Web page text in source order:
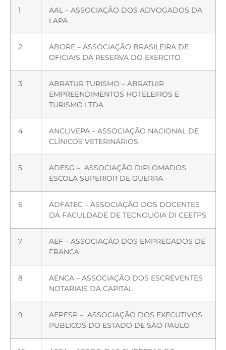
1
AAL – ASSOCIAÇÃO DOS ADVOGADOS DA
LAPA
2
ABORE – ASSOCIAÇÃO BRASILEIRA DE
OFICIAIS DA RESERVA DO EXERCITO
3
ABRATUR TURISMO – ABRATUIR
EMPREENDIMENTOS HOTELEIROS E
TURISMO LTDA
4
ANCLIVEPA – ASSOCIAÇÃO NACIONAL DE
CLÍNICOS VETERINÁRIOS
5
ADESG – ASSOCIAÇÃO DIPLOMADOS
ESCOLA SUPERIOR DE GUERRA
6
ADFATEC – ASSOCIAÇÃO DOS DOCENTES
DA FACULDADE DE TECNOLIGIA DI CEETPS
7
AEF – ASSOCIAÇÃO DOS EMPREGADOS DE
FRANCA
8
AENCA – ASSOCIAÇÃO DOS ESCREVENTES
NOTARIAIS DA CAPITAL
9
AEPESP – ASSOCIAÇÃO DOS EXECUTIVOS
PUBLICOS DO ESTADO DE SÃO PAULO